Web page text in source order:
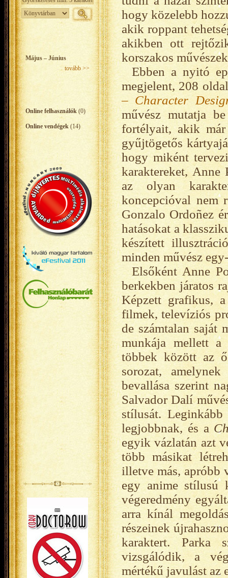
Május – Június
tovább >>
Online felhasználók (0)
Online vendégek (14)
hogy közelebb
akik roppant
akikben ott
korszakos
Ebben a nyitó
megjelent, 208
– Character
művész mutatja
fortélyait, akik
gyűjtögetős
hogy miként
karaktereket, Anne
az olyan
koncepcióval nem
Gonzalo Ordoñez
hatásokat a
készített
minden művész
Elsőként Anne
berkekben járatos
Képzett grafikus,
filmek, televíziós
de számtalan saját
munkája mellett a
többek között az
sorozat,
bevallása szerint
Salvador Dalí
stílusát.
legjobbnak, és a
egyik vázlatán azt
több másikat
illetve más, apróbb
egy anime stílusú
végeredmény
arra kínál
részeinek
karaktert. Parka
vizsgálódik, a
mértékű javulást az